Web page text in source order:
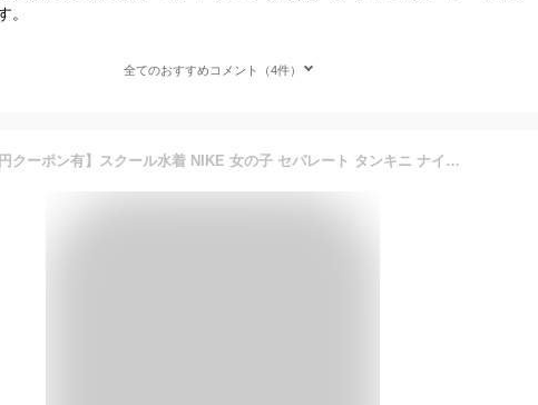
。
全てのおすすめコメント（4件）
【300円クーポン有】スクール水着 NIKE 女の子 セパレート タンキニ ナイキ 小学生 子供 水着 中学生 ジュニア はっ水 水泳 スイムウェア スイミング 小学校 入学準備 120cm 130cm 140cm 150cm 160cm 170cm 撥水 高校生 1981903 おしゃれ【RCP】